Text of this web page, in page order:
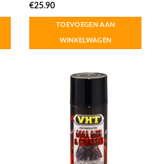
€25.90
TOEVOEGEN AAN
WINKELWAGEN